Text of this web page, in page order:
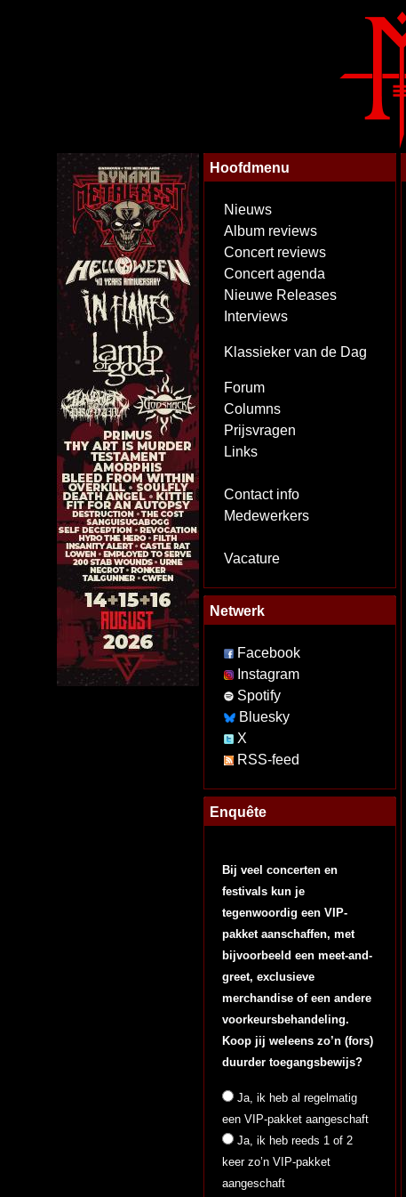
Hoofdmenu
Nieuws
Album reviews
Concert reviews
Concert agenda
Nieuwe Releases
Interviews
Klassieker van de Dag
Forum
Columns
Prijsvragen
Links
Contact info
Medewerkers
Vacature
Netwerk
Facebook
Instagram
Spotify
Bluesky
X
RSS-feed
Enquête
Bij veel concerten en
festivals kun je
tegenwoordig een VIP-
pakket aanschaffen, met
bijvoorbeeld een meet-and-
greet, exclusieve
merchandise of een andere
voorkeursbehandeling.
Koop jij weleens zo’n (fors)
duurder toegangsbewijs?
Ja, ik heb al regelmatig
een VIP-pakket aangeschaft
Ja, ik heb reeds 1 of 2
keer zo’n VIP-pakket
aangeschaft